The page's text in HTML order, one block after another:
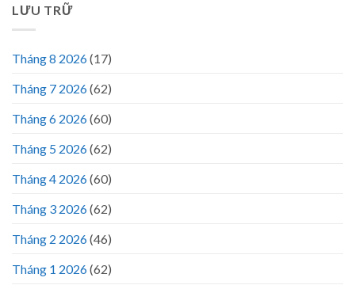
LƯU TRỮ
Tháng 8 2026(17)
Tháng 7 2026(62)
Tháng 6 2026(60)
Tháng 5 2026(62)
Tháng 4 2026(60)
Tháng 3 2026(62)
Tháng 2 2026(46)
Tháng 1 2026(62)